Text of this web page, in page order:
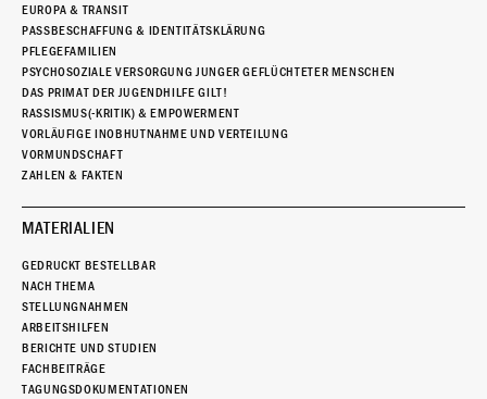
EUROPA & TRANSIT
PASSBESCHAFFUNG & IDENTITÄTSKLÄRUNG
PFLEGEFAMILIEN
PSYCHOSOZIALE VERSORGUNG JUNGER GEFLÜCHTETER MENSCHEN
DAS PRIMAT DER JUGENDHILFE GILT!
RASSISMUS(-KRITIK) & EMPOWERMENT
VORLÄUFIGE INOBHUTNAHME UND VERTEILUNG
VORMUNDSCHAFT
ZAHLEN & FAKTEN
MATERIALIEN
GEDRUCKT BESTELLBAR
NACH THEMA
STELLUNGNAHMEN
ARBEITSHILFEN
BERICHTE UND STUDIEN
FACHBEITRÄGE
TAGUNGSDOKUMENTATIONEN